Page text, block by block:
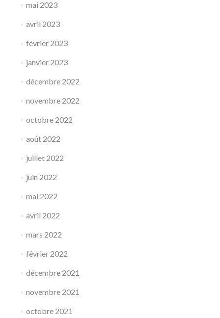
mai 2023
avril 2023
février 2023
janvier 2023
décembre 2022
novembre 2022
octobre 2022
août 2022
juillet 2022
juin 2022
mai 2022
avril 2022
mars 2022
février 2022
décembre 2021
novembre 2021
octobre 2021